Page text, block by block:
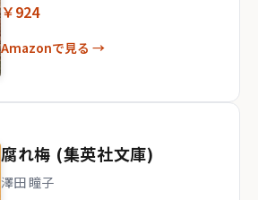
￥924
Amazonで見る →
腐れ梅 (集英社文庫)
澤田 瞳子